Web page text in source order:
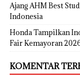
Ajang AHM Best
Indonesia
Honda Tampilkan
Fair Kemayoran
KOMENTAR